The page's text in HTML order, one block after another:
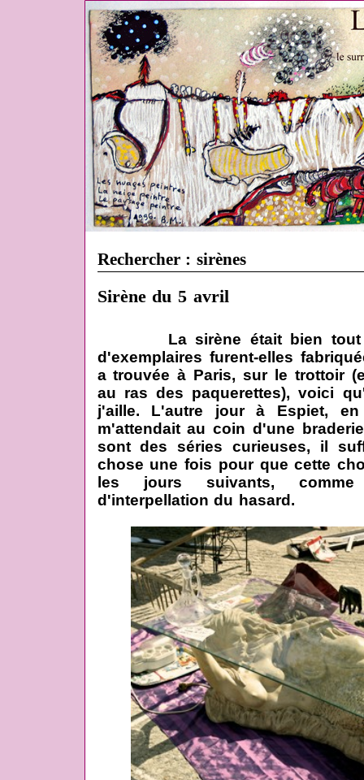
Rechercher : sirènes
Sirène du 5 avril
La sirène était bien
d'exemplaires furent-elles
a trouvée à Paris, sur le trottoir
au ras des paquerettes), voici
j'aille. L'autre jour à Espiet, en
m'attendait au coin d'une
sont des séries curieuses, il
chose une fois pour que cette
les jours suivants,
d'interpellation du hasard.